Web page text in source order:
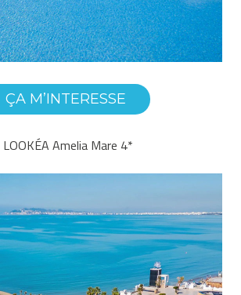
ÇA M’INTERESSE
Amelia Mare 4*